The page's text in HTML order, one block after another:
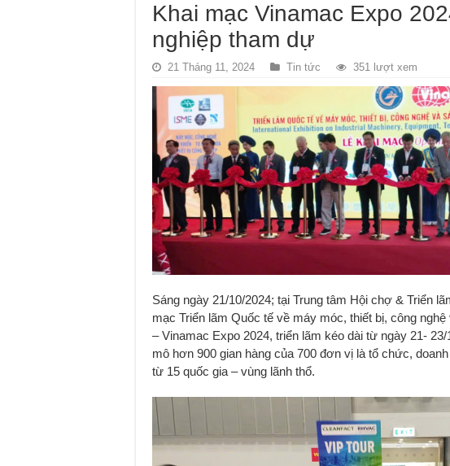
Khai mạc Vinamac Expo
nghiệp tham dự
21 Tháng 11, 2024 Tin tức 351 lượt xem
Sáng ngày 21/10/2024; tại Trung tâm Hội chợ & Triển
mạc Triển lãm Quốc tế về máy móc, thiết bị, công
– Vinamac Expo 2024, triển lãm kéo dài từ ngày 21-
mô hơn 900 gian hàng của 700 đơn vị là tổ chức,
từ 15 quốc gia – vùng lãnh thổ.